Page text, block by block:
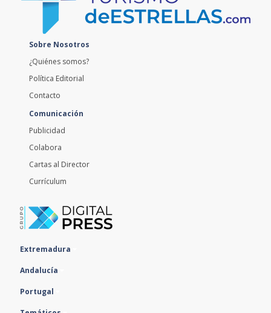
Sobre Nosotros
¿Quiénes somos?
Política Editorial
Contacto
Comunicación
Publicidad
Colabora
Cartas al Director
Currículum
Extremadura
Andalucía
Portugal